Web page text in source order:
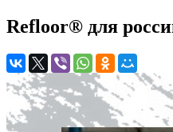
Refloor®️ для